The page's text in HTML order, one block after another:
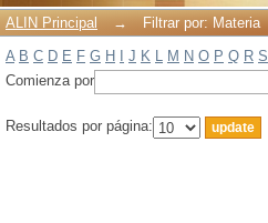
ALIN Principal →
Filtrar por: Materia
A B C D E F G H J K L M N O P Q R S
Comienza por
Resultados por página: